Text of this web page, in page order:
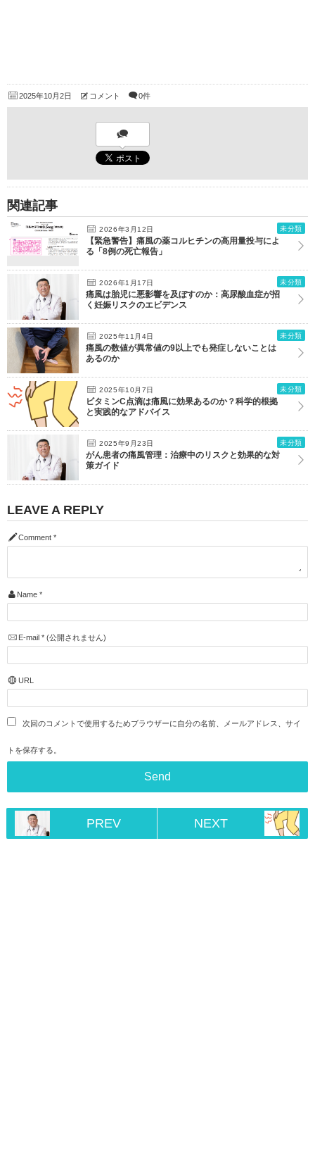
2025年10月2日 コメント 0件
関連記事
2026年3月12日 未分類
【緊急警告】痛風の薬コルヒチンの高用量投与によ
る「8例の死亡報告」
2026年1月17日 未分類
痛風は胎児に悪影響を及ぼすのか：高尿酸血症が招
く妊娠リスクのエビデンス
2025年11月4日 未分類
痛風の数値が異常値の9以上でも発症しないことは
あるのか
2025年10月7日 未分類
ビタミンC点滴は痛風に効果あるのか？科学的根拠
と実践的なアドバイス
2025年9月23日 未分類
がん患者の痛風管理：治療中のリスクと効果的な対
策ガイド
LEAVE A REPLY
Comment *
Name *
E-mail *(公開されません)
URL
次回のコメントで使用するためブラウザーに自分の名前、メールアドレス、サイ
トを保存する。
PREV NEXT